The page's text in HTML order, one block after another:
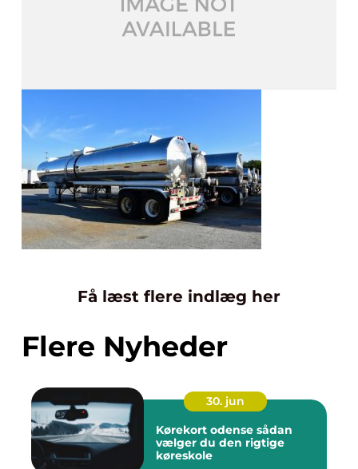
Få læst flere indlæg her
Flere Nyheder
30. jun
Kørekort odense sådan
vælger du den rigtige
køreskole